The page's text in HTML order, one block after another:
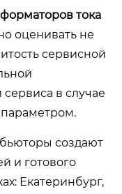
тока
оценивать не
сервисной
в случае
создают
и готового
Екатеринбург,